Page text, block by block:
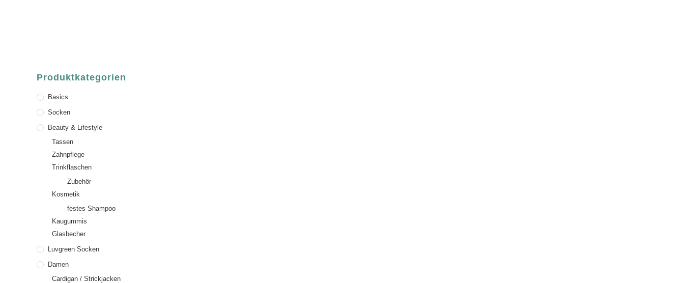
Produktkategorien
Basics
Socken
Beauty & Lifestyle
Tassen
Zahnpflege
Trinkflaschen
Zubehör
Kosmetik
festes Shampoo
Kaugummis
Glasbecher
Luvgreen Socken
Damen
Cardigan / Strickjacken